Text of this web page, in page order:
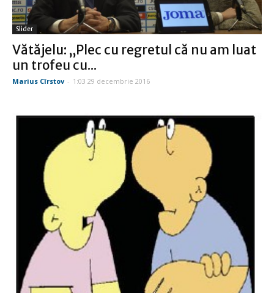
Slider
Vătăjelu: „Plec cu regretul că nu am luat
un trofeu cu...
Marius Cîrstov - 1:03 29 decembrie 2016